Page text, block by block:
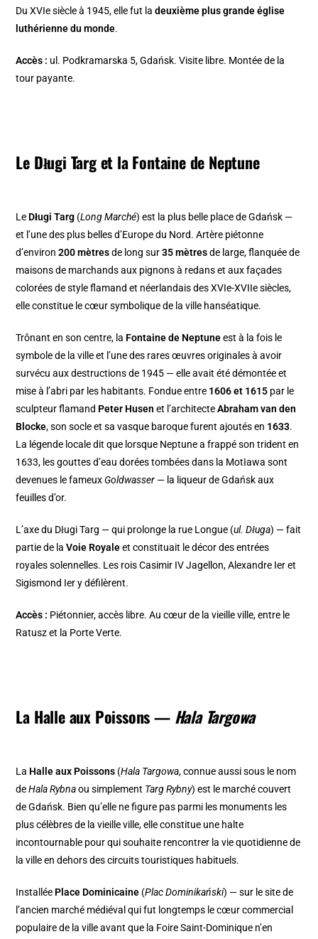
Du XVIe siècle à 1945, elle fut ladeuxième plus grande église
luthérienne du monde.
Accès : ul. Podkramarska 5, Gdańsk. Visite libre. Montée de la
tour payante.
Le Długi Targ et la Fontaine de Neptune
Le Długi Targ (Long Marché) est la plus belle place de Gdańsk —
et l’une des plus belles d’Europe du Nord. Artère piétonne
d’environ200 mètresde long sur35 mètresde large, flanquée de
maisons de marchands aux pignons à redans et aux façades
colorées de style flamand et néerlandais des XVIe-XVIIe siècles,
elle constitue le cœur symbolique de la ville hanséatique.
Trônant en son centre, la Fontaine de Neptuneest à la fois le
symbole de la ville et l’une des rares œuvres originales à avoir
survécu aux destructions de 1945 — elle avait été démontée et
mise à l’abri par les habitants. Fondue entre 1606 et 1615 par le
sculpteur flamand Peter Husen et l’architecteAbraham van den
Blocke, son socle et sa vasque baroque furent ajoutés en 1633.
La légende locale dit que lorsque Neptune a frappé son trident en
1633, les gouttes d’eau dorées tombées dans la Motława sont
devenues le fameux Goldwasser — la liqueur de Gdańsk aux
feuilles d’or.
L’axe du Długi Targ — qui prolonge la rue Longue (ul. Długa) — fait
partie de laVoie Royaleet constituait le décor des entrées
royales solennelles. Les rois Casimir IV Jagellon, Alexandre Ier et
Sigismond Ier y défilèrent.
Accès : Piétonnier, accès libre. Au cœur de la vieille ville, entre le
Ratusz et la Porte Verte.
La Halle aux Poissons — Hala Targowa
La Halle aux Poissons (Hala Targowa, connue aussi sous le nom
deHala Rybnaou simplement Targ Rybny) est le marché couvert
de Gdańsk. Bien qu’elle ne figure pas parmi les monuments les
plus célèbres de la vieille ville, elle constitue une halte
incontournable pour qui souhaite rencontrer la vie quotidienne de
la ville en dehors des circuits touristiques habituels.
Installée Place Dominicaine (Plac Dominikański) — sur le site de
l’ancien marché médiéval qui fut longtemps le cœur commercial
populaire de la ville avant que la Foire Saint-Dominique n’en